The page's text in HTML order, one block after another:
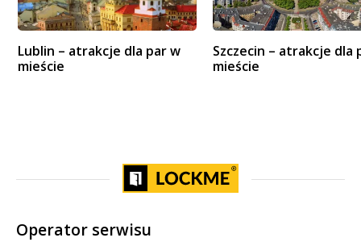
Lublin – atrakcje dla par w
mieście
Szczecin – atrakcje dla
mieście
Operator serwisu